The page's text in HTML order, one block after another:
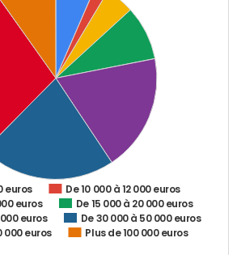
euros
De 10 000 à 12 000 euros
euros
De 15 000 à 20 000 euros
euros
De 30 000 à 50 000 euros
000 euros
Plus de 100 000 euros